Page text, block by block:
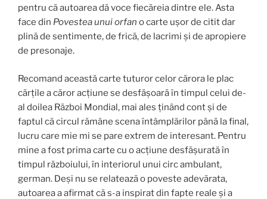
pentru că autoarea dă voce fiecăreia dintre ele. Asta
face din Povestea unui orfan o carte ușor de citit dar
plină de sentimente, de frică, de lacrimi și de apropiere
de presonaje.
Recomand această carte tuturor celor cărora le plac
cărțile a căror acțiune se desfășoară în timpul celui de-
al doilea Război Mondial, mai ales ținând cont și de
faptul că circul rămâne scena întâmplărilor până la final,
lucru care mie mi se pare extrem de interesant. Pentru
mine a fost prima carte cu o acțiune desfășurată în
timpul războiului, în interiorul unui circ ambulant,
german. Deși nu se relatează o poveste adevărata,
autoarea a afirmat că s-a inspirat din fapte reale și a